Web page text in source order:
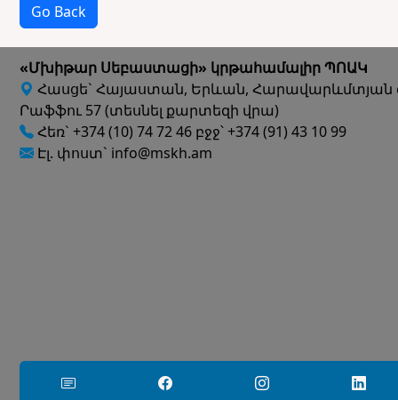
Go Back
«Մխիթար Սեբաստացի» կրթահամալիր ՊՈԱԿ
Հասցե` Հայաստան, Երևան, Հարավարևմտյան
Րաֆֆու 57 (տեսնել քարտեզի վրա)
Հեռ` +374 (10) 74 72 46 բջջ՝ +374 (91) 43 10 99
Էլ. փոստ` info@mskh.am